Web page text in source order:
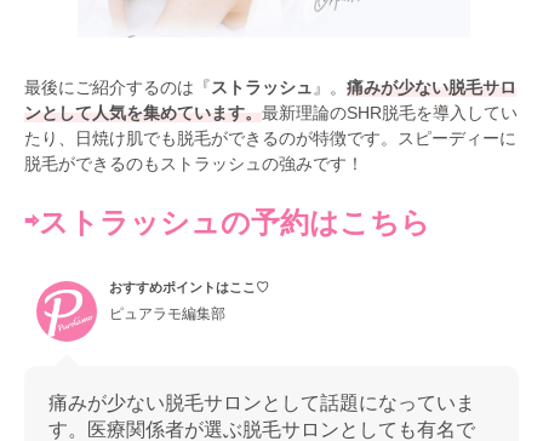
最後にご紹介するのは『ストラッシュ 』。 痛みが少ない脱毛サロ
ンとして人気を集めています。 最新理論のSHR脱毛を導入してい
たり、日焼け肌でも脱毛ができるのが特徴です。スピーディーに
脱毛ができるのもストラッシュの強みです！
⇨ストラッシュの予約はこちら
おすすめポイントはここ♡
ピュアラモ編集部
痛みが少ない脱毛サロンとして話題になっていま
す。医療関係者が選ぶ脱毛サロンとしても有名で